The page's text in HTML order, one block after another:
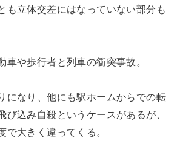
も立体交差にはなっていない部分も
車や歩行者と列車の衝突事故。
になり、他にも駅ホームからでの転
び込み自殺というケースがあるが、
で大きく違ってくる。